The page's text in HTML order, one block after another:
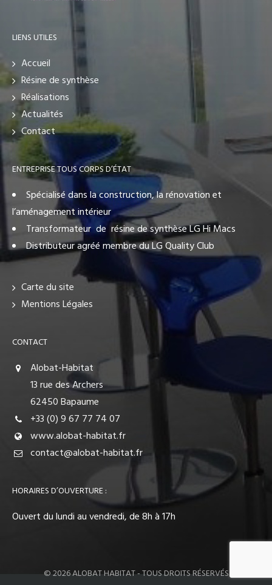
LIENS UTILES
Accueil
Résine de synthèse
Réalisations
Actualités
Contact
ENTREPRISE TOUS CORPS D’ÉTAT
Spécialisé dans la construction, la rénovation et
l’aménagement intérieur
Transformateur de résine de synthèse LG Hi Macs
Distributeur agréé membre du LG Quality Club
Carte du site
Mentions Légales
CONTACT
Alobat-Habitat
13 rue des Archers
62450 Bapaume
+33 (0) 9 67 77 74 07
www.alobat-habitat.fr
contact@alobat-habitat.fr
HORAIRES D’OUVERTURE :
Ouvert du lundi au vendredi, de 8h à 17h